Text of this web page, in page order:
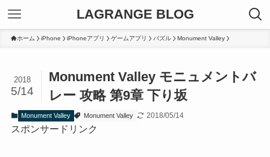
LAGRANGE BLOG
ホーム iPhone iPhoneアプリ ゲームアプリ パズル Monument Valley
Monument Valley モニュメントバ
レー 攻略 第9章 下り坂
2018
5/14
Monument Valley Monument Valley 2018/05/14
スポンサードリンク